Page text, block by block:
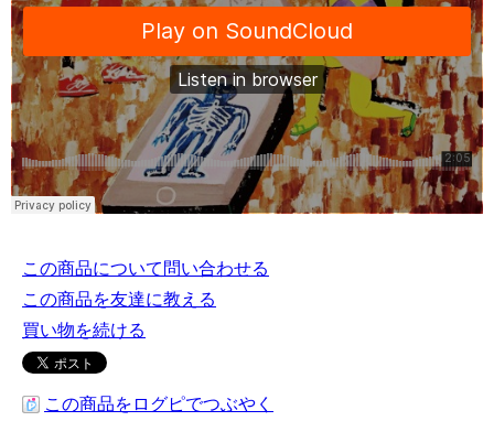
この商品について問い合わせる
この商品を友達に教える
買い物を続ける
この商品をログピでつぶやく